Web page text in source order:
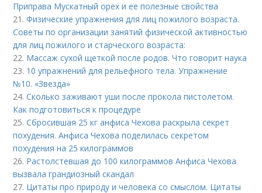
Приправа Мускатный орех и ее полезные свойства
21.Физические упражнения для лиц пожилого возраста.
Советы по организации занятий физической активностью
для лиц пожилого и старческого возраста:
22. Массаж сухой щеткой после родов. Что говорит наука
23. 10 упражнений для рельефного тела. Упражнение
№10. «Звезда»
24.Сколько заживают уши после прокола пистолетом.
Как подготовиться к процедуре
25.Сбросившая 25 кг анфиса Чехова раскрыла секрет
похудения. Анфиса Чехова поделилась секретом
похудения на 25 килограммов
26. Растолстевшая до 100 килограммов Анфиса Чехова
вызвала грандиозный скандал
27. Цитаты про природу и человека со смыслом. Цитаты